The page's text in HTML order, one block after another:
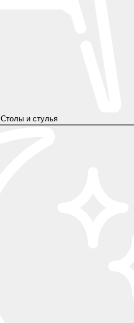
Столы и стулья